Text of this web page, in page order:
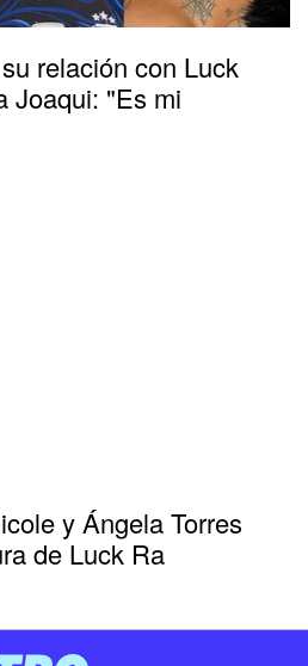
relación con Luck
Joaqui: "Es mi
y Ángela Torres
de Luck Ra